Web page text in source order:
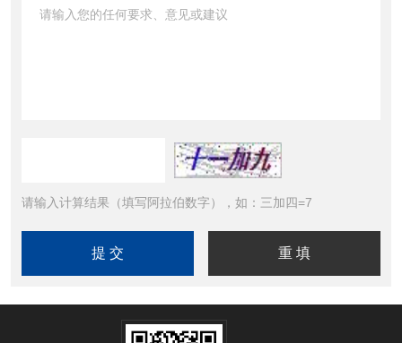
请输入计算结果（填写阿拉伯数字），如：三加四=7